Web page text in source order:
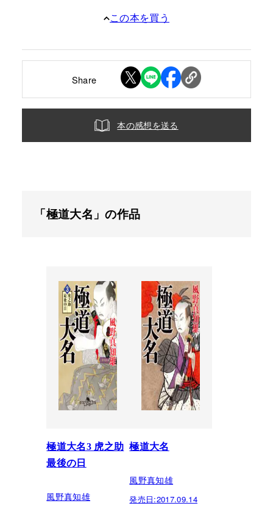
この本を買う
Share
本の感想を送る
「極道大名」の作品
極道大名3 虎之助
最後の日
風野真知雄
極道大名
風野真知雄
発売日:2017.09.14